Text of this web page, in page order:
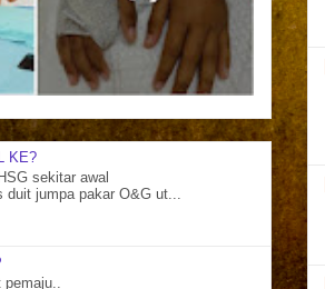
KE?
sekitar awal
jumpa pakar O&G ut...